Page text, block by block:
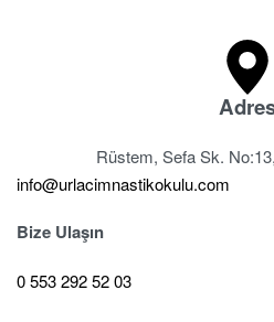
Rüstem, Sefa Sk.
info@urlacimnastikokulu.com
Bize Ulaşın
0 553 292 52 03